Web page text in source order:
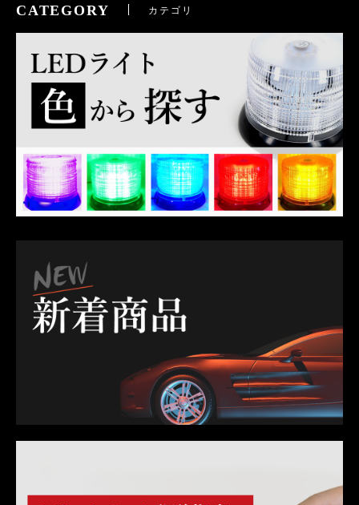
CATEGORY カテゴリ